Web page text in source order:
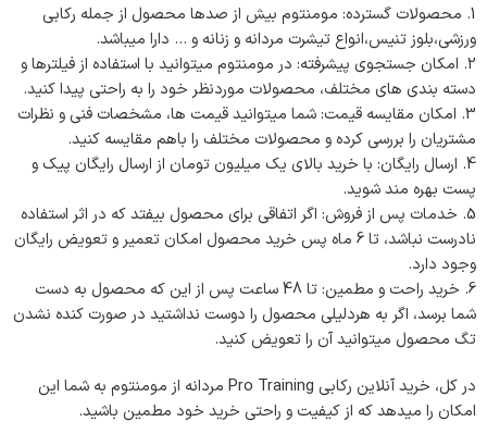
محصولات گسترده: مومنتوم بیش از صدها محصول از جمله رکابی
ورزشی،بلوز تنیس،انواع تیشرت مردانه و زنانه و … دارا میباشد.
امکان جستجوی پیشرفته: در مومنتوم میتوانید با استفاده از فیلترها و
دسته بندی های مختلف، محصولات موردنظر خود را به راحتی پیدا کنید.
امکان مقایسه قیمت: شما میتوانید قیمت ها، مشخصات فنی و نظرات
مشتریان را بررسی کرده و محصولات مختلف را باهم مقایسه کنید.
ارسال رایگان: با خرید بالای یک میلیون تومان از ارسال رایگان پیک و
پست بهره مند شوید.
خدمات پس از فروش: اگر اتفاقی برای محصول بیفتد که در اثر استفاده
نادرست نباشد، تا 6 ماه پس خرید محصول امکان تعمیر و تعویض رایگان
وجود دارد.
خرید راحت و مطمین: تا 48 ساعت پس از این که محصول به دست
شما برسد، اگر به هردلیلی محصول را دوست نداشتید در صورت کنده نشدن
تگ محصول میتوانید آن را تعویض کنید.
در کل، خرید آنلاین رکابی Pro Training مردانه از مومنتوم به شما این
امکان را میدهد که از کیفیت و راحتی خرید خود مطمین باشید.